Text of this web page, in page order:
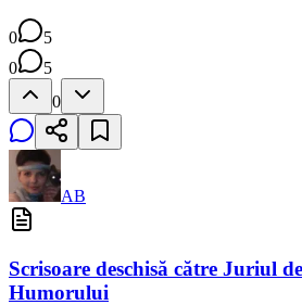
0
5
0
5
0
AB
Scrisoare deschisă către Juriul
Humorului